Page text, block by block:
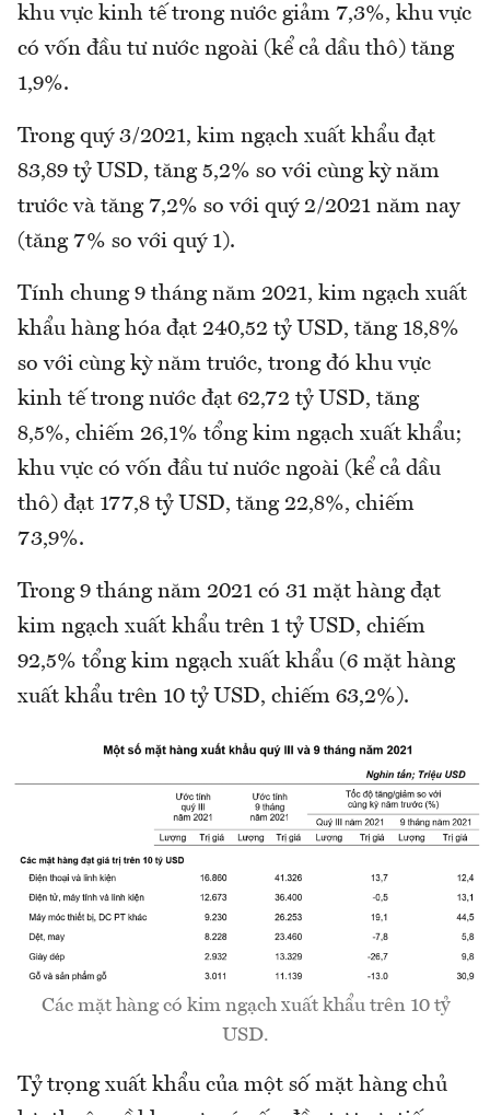
khu vực kinh tế trong nước giảm 7,3%, khu vực
có vốn đầu tư nước ngoài (kể cả dầu thô) tăng
1,9%.
Trong quý 3/2021, kim ngạch xuất khẩu đạt
83,89 tỷ USD, tăng 5,2% so với cùng kỳ năm
trước và tăng 7,2% so với quý 2/2021 năm nay
(tăng 7% so với quý 1).
Tính chung 9 tháng năm 2021, kim ngạch xuất
khẩu hàng hóa đạt 240,52 tỷ USD, tăng 18,8%
so với cùng kỳ năm trước, trong đó khu vực
kinh tế trong nước đạt 62,72 tỷ USD, tăng
8,5%, chiếm 26,1% tổng kim ngạch xuất khẩu;
khu vực có vốn đầu tư nước ngoài (kể cả dầu
thô) đạt 177,8 tỷ USD, tăng 22,8%, chiếm
73,9%.
Trong 9 tháng năm 2021 có 31 mặt hàng đạt
kim ngạch xuất khẩu trên 1 tỷ USD, chiếm
92,5% tổng kim ngạch xuất khẩu (6 mặt hàng
xuất khẩu trên 10 tỷ USD, chiếm 63,2%).
Các mặt hàng có kim ngạch xuất khẩu trên 10 tỷ
USD.
Tỷ trọng xuất khẩu của một số mặt hàng chủ